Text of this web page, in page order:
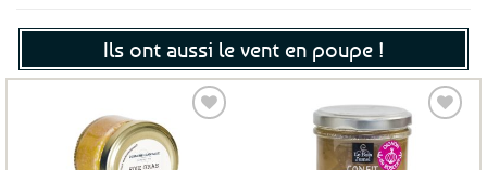
Ils ont aussi le vent en poupe !